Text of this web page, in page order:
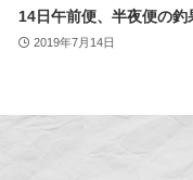
14日午前便、半夜便の釣
2019年7月14日